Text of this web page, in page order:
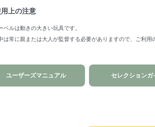
上の注意
ベルは動きの大きい玩具です。
は常に親または大人が監督する必要がありますので、ご利用
ユーザーズマニュアル セレクションガ